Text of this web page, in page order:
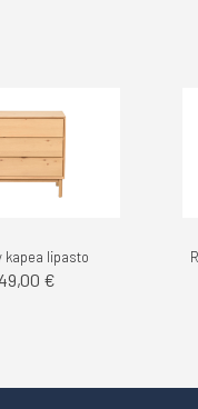
kapea lipasto
€